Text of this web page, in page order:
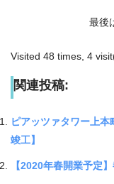
最後
Visited 48 times, 4
関連投稿:
ピアッツァタワー上
竣工】
【2020年春開業予定